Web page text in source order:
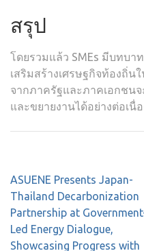
สรุป
โดยรวมแล้ว SMEs มีบทบา
เสริมสร้างเศรษฐกิจท้องถิ่น
จากภาครัฐและภาคเอกชนจ
และขยายงานได้อย่างต่อเนื่อ
Post
navigation
ASUENE Presents Japan-
Thailand Decarbonization
Partnership at
Led Energy Dialogue,
Showcasing Progress with